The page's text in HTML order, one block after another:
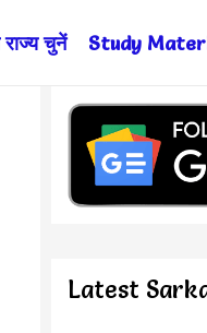
चुनें Study
Latest